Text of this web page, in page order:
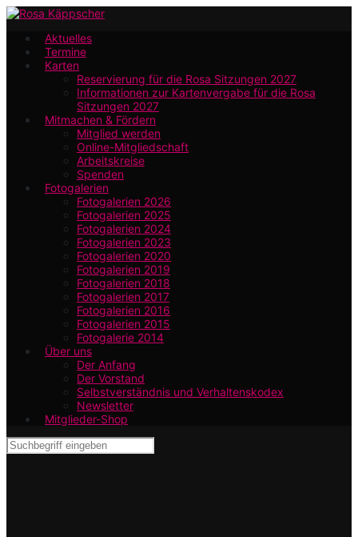
Zum
Hauptinhalt
springen
Aktuelles
Termine
Karten
Reservierung für die Rosa Sitzungen 2027
Informationen zur Kartenvergabe für die Rosa
Sitzungen 2027
Mitmachen & Fördern
Mitglied werden
Online-Mitgliedschaft
Arbeitskreise
Spenden
Fotogalerien
Fotogalerien 2026
Fotogalerien 2025
Fotogalerien 2024
Fotogalerien 2023
Fotogalerien 2020
Fotogalerien 2019
Fotogalerien 2018
Fotogalerien 2017
Fotogalerien 2016
Fotogalerien 2015
Fotogalerie 2014
Über uns
Der Anfang
Der Vorstand
Selbstverständnis und Verhaltenskodex
Newsletter
Mitglieder-Shop